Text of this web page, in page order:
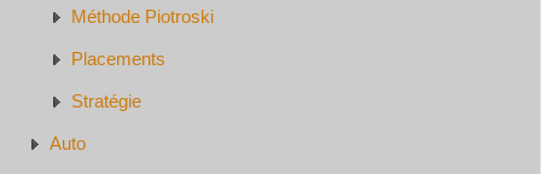
Méthode Piotroski
Placements
Stratégie
Auto